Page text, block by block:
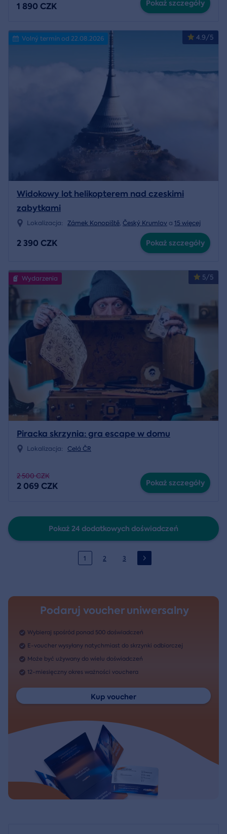
1 890 CZK Pokaż szczegóły
4.9/5
Volný termín od 22.08.2026
Widokowy lot helikopterem nad czeskimi
zabytkami
Lokalizacja: Zámek Konopiště, Český Krumlov a 15 więcej
2 390 CZK Pokaż szczegóły
5/5
Wydarzenia
Piracka skrzynia: gra escape w domu
Lokalizacja: Celá ČR
2 500 CZK
2 069 CZK Pokaż szczegóły
Pokaż 24 dodatkowych doświadczeń
1 2 3
Podaruj voucher uniwersalny
Wybieraj spośród ponad 500 doświadczeń
E-voucher wysyłany natychmiast do skrzynki odbiorczej
Może być używany do wielu doświadczeń
12-miesięczny okres ważności vouchera
Kup voucher